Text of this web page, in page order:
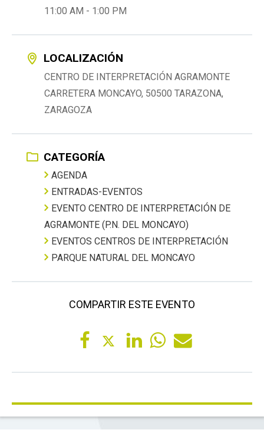
11:00 AM - 1:00 PM
LOCALIZACIÓN
CENTRO DE INTERPRETACIÓN AGRAMONTE
CARRETERA MONCAYO, 50500 TARAZONA,
ZARAGOZA
CATEGORÍA
AGENDA
ENTRADAS-EVENTOS
EVENTO CENTRO DE INTERPRETACIÓN DE
AGRAMONTE (P.N. DEL MONCAYO)
EVENTOS CENTROS DE INTERPRETACIÓN
PARQUE NATURAL DEL MONCAYO
COMPARTIR ESTE EVENTO